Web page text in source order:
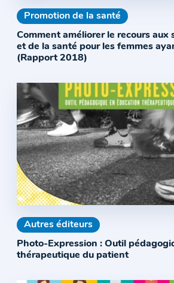
Promotion de la santé
Comment améliorer le recours aux
et de la santé pour les femmes
(Rapport 2018)
Autres éditeurs
Photo-Expression : Outil
thérapeutique du patient